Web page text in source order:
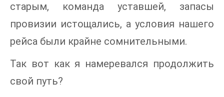
старым, команда уставшей, запасы
провизии истощались, а условия нашего
рейса были крайне сомнительными.
Так вот как я намеревался продолжить
свой путь?